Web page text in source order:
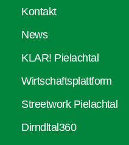
Kontakt
News
KLAR! Pielachtal
Wirtschaftsplattform
Streetwork Pielachtal
Dirndltal360